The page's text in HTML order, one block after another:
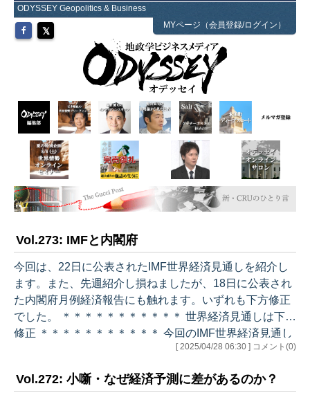
ODYSSEY Geopolitics & Business
MYページ（会員登録/ログイン）
Vol.273: IMFと内閣府
今回は、22日に公表されたIMF世界経済見通しを紹介し
ます。また、先週紹介し損ねましたが、18日に公表され
た内閣府月例経済報告にも触れます。いずれも下方修正
でした。 ＊＊＊＊＊＊＊＊＊＊＊ 世界経済見通しは下方
修正 ＊＊＊＊＊＊＊＊＊＊＊ 今回のIMF世界経済見通し
は、トランプ政権の政策が不確実な中、どのような想定
少し詳細に計数に触れますが、今回は簡潔にポイントを
[ 2025/04/28 06:30 ] コメント(0)
Vol.272: 小噺・なぜ経済予測に差があるのか？